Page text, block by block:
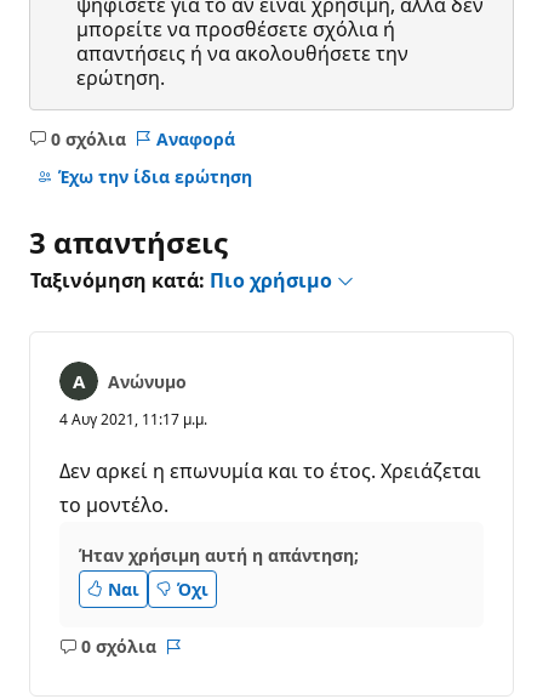
μπορείτε να προσθέσετε σχόλια ή
απαντήσεις ή να ακολουθήσετε την
ερώτηση.
0 σχόλια
Κανένα
σχόλιο
Αναφορά
Έχω την ίδια ερώτηση
3 απαντήσεις
Ταξινόμηση κατά: Πιο χρήσιμο
Ανώνυμο
4 Αυγ 2021, 11:17 μ.μ.
Δεν αρκεί η επωνυμία και το έτος. Χρειάζεται
το μοντέλο.
Ήταν χρήσιμη αυτή η απάντηση;
Ναι
Όχι
0 σχόλια
Κανένα